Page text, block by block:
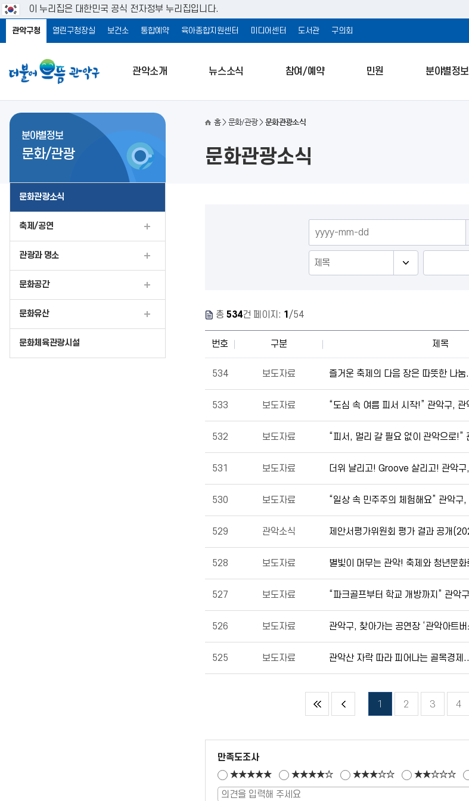
이 누리집은 대한민국 공식 전자정부 누리집입니다.
관악구청 열린구청장실 보건소 통합예약 육아종합지원센터 미디어센터 도서관 구의회
관악소개 뉴스소식 참여/예약 민원 분야별정보
분야별정보
문화/관광
문화관광소식
축제/공연
관광과 명소
문화공간
문화유산
문화체육관광시설
홈 문화/관광 문화관광소식
문화관광소식
총 534건 페이지: 1 /54
번호 구분 제목
534 보도자료
533 보도자료
532 보도자료
531 보도자료
530 보도자료
529 관악소식
528 보도자료
527 보도자료
526 보도자료
525 보도자료
1 2 3 4
만족도조사
★★★★★
★★★★☆ ★★★☆☆ ★★☆☆☆